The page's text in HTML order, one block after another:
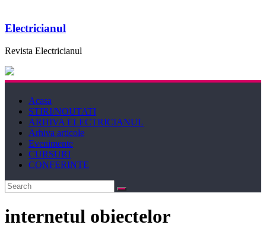
Electricianul
Revista Electricianul
Acasa
STIRI/NOUTATI
ARHIVA ELECTRICIANUL
Arhiva articole
Evenimente
CURSURI
CONFERINTE
internetul obiectelor